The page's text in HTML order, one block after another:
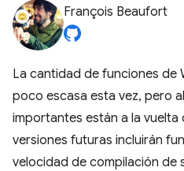
François Beaufort
La cantidad de funciones de
poco escasa esta vez, pero
importantes están a la vuelta
versiones futuras incluirán
velocidad de compilación de